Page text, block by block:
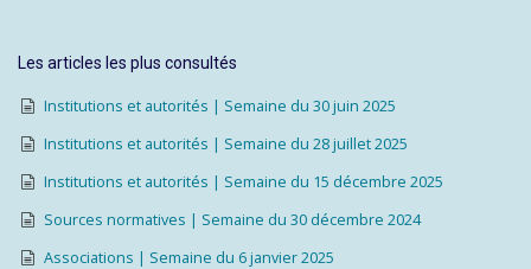
Les articles les plus consultés
Institutions et autorités | Semaine du 30 juin 2025
Institutions et autorités | Semaine du 28 juillet 2025
Institutions et autorités | Semaine du 15 décembre 2025
Sources normatives | Semaine du 30 décembre 2024
Associations | Semaine du 6 janvier 2025